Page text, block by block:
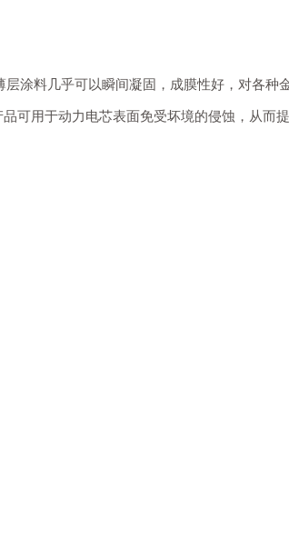
涂料几乎可以瞬间凝固，成膜性好，对各种
可用于动力电芯表面免受坏境的侵蚀，从而